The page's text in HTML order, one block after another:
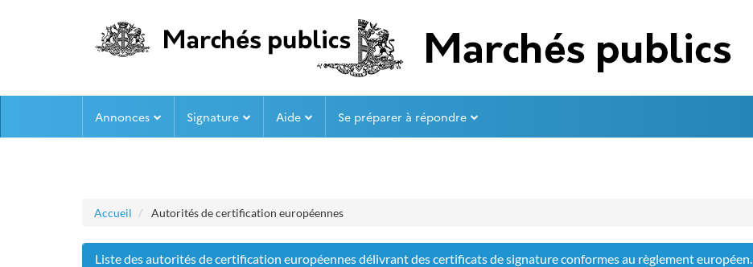
Annonces Signature Aide Se préparer à répondre
Accueil Autorités de certification européennes
Liste des autorités de certification européennes délivrant des certificats de signature conformes au règlement européen.